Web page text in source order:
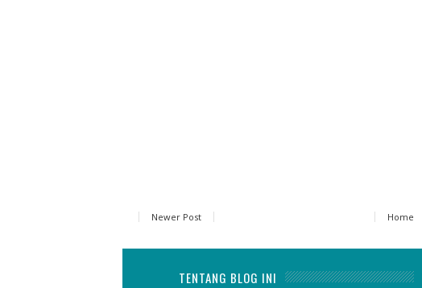
Newer Post Home
TENTANG BLOG INI